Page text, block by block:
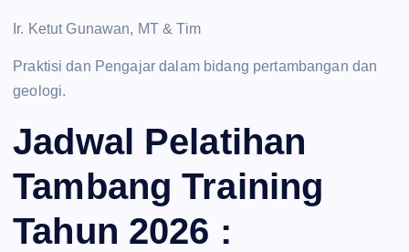
Ir. Ketut Gunawan, MT & Tim
Praktisi dan Pengajar dalam bidang pertambangan dan
geologi.
Jadwal Pelatihan
Tambang Training
Tahun 2026 :